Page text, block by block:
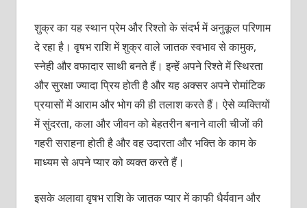
शुक्र का यह स्थान प्रेम और रिश्तो के संदर्भ में अनुकूल परिणाम
दे रहा है। वृषभ राशि में शुक्र वाले जातक स्वभाव से कामुक,
स्नेही और वफादार साथी बनते हैं। इन्हें अपने रिश्ते में स्थिरता
और सुरक्षा ज्यादा प्रिय होती है और यह अक्सर अपने रोमांटिक
प्रयासों में आराम और भोग की ही तलाश करते हैं। ऐसे व्यक्तियों
में सुंदरता, कला और जीवन को बेहतरीन बनाने वाली चीजों की
गहरी सराहना होती है और वह उदारता और भक्ति के काम के
माध्यम से अपने प्यार को व्यक्त करते हैं।
इसके अलावा वृषभ राशि के जातक प्यार में काफी धैर्यवान और